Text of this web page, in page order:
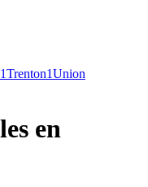
1Trenton1Union
en